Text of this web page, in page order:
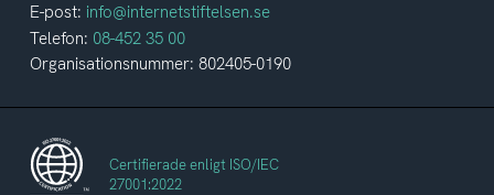
E-post: info@internetstiftelsen.se
Telefon: 08-452 35 00
Organisationsnummer: 802405-0190
Certifierade enligt ISO/IEC
27001:2022